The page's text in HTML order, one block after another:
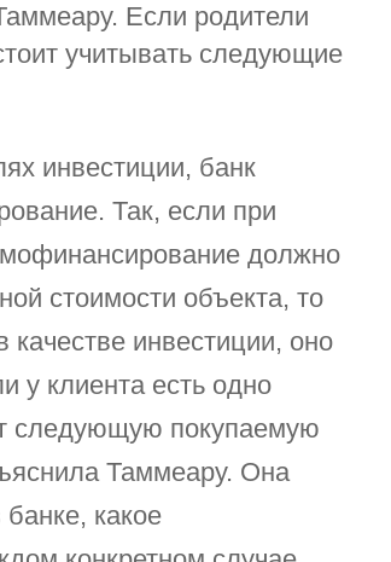
Если родители
учитывать следующие
инвестиции, банк
Так, если при
должно
стоимости объекта, то
инвестиции, оно
у клиента есть одно
следующую покупаемую
Таммеару. Она
банке, какое